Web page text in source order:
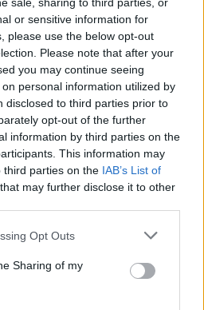
or sensitive information for
please use the below opt-out
Please note that after your
you may continue seeing
personal information utilized by
disclosed to third parties prior to
opt-out of the further
information by third parties on the
This information may
third parties on the IAB’s List of
that may further disclose it to other
Opt Outs
Sharing of my
|
Confeção da Marmelada |
Foto Município de Sabrosa
continuou com várias
avaliava as marmeladas a
sabor, textura e
assistiam a uma sessão
adultos participavam numa
dedicado à
receita tradicional.
com jogos populares e um
que divertiram miúdos e